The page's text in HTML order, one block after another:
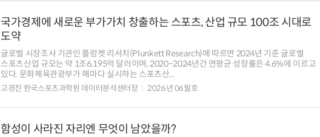
국가경제에 새로운 부가가치 창출하는 스포츠, 산업 규모 100조 시대로
도약
글로벌 시장조사 기관인 플렁켓 리서치(Plunkett Research)에 따르면 2024년 기준 글로벌
스포츠산업 규모는 약 1조6,195억 달러이며, 2020~2024년간 연평균 성장률은 4.6%에 이르고
있다. 문화체육관광부가 해마다 실시하는 스포츠산...
고경진 한국스포츠과학원 데이터분석센터장 2026년 06월호
함성이 사라진 자리엔 무엇이 남았을까?